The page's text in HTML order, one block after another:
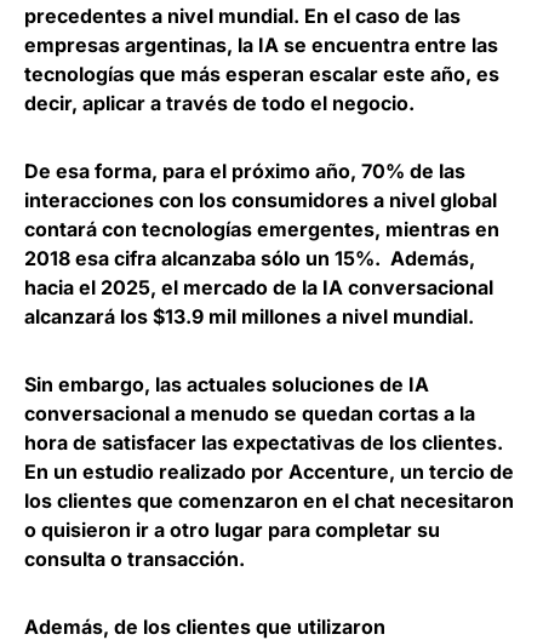
precedentes a nivel mundial. En el caso de las
empresas argentinas, la IA se encuentra entre las
tecnologías que más esperan escalar este año, es
decir, aplicar a través de todo el negocio.
De esa forma, para el próximo año, 70% de las
interacciones con los consumidores a nivel global
contará con tecnologías emergentes, mientras en
2018 esa cifra alcanzaba sólo un 15%. Además,
hacia el 2025, el mercado de la IA conversacional
alcanzará los $13.9 mil millones a nivel mundial.
Sin embargo, las actuales soluciones de IA
conversacional a menudo se quedan cortas a la
hora de satisfacer las expectativas de los clientes.
En un estudio realizado por Accenture, un tercio de
los clientes que comenzaron en el chat necesitaron
o quisieron ir a otro lugar para completar su
consulta o transacción.
Además, de los clientes que utilizaron